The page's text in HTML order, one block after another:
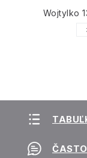
Wojtylko